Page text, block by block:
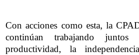
Con acciones como esta, la
continúan trabajando
productividad, la